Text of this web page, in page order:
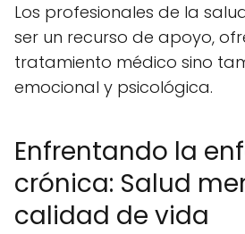
Los profesionales de la
ser un recurso de apoyo,
tratamiento médico sino
emocional y psicológica.
Enfrentando la
crónica: Salud
calidad de vida